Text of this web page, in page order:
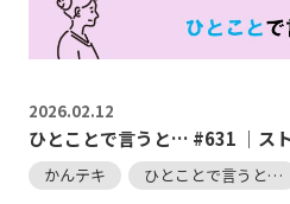
2026.02.12
ひとことで言うと… #631 ｜ス
かんテキ ひとことで言うと…